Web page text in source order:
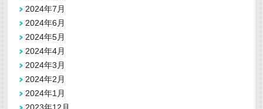
2024年7月
2024年6月
2024年5月
2024年4月
2024年3月
2024年2月
2024年1月
2023年12月